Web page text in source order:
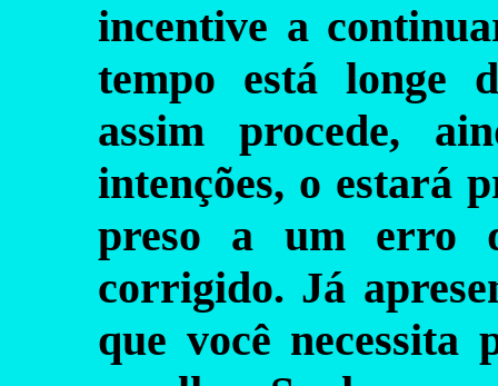
incentive a
tempo está longe
assim procede,
intenções, o estará
preso a um erro
corrigido. Já
que você necessita